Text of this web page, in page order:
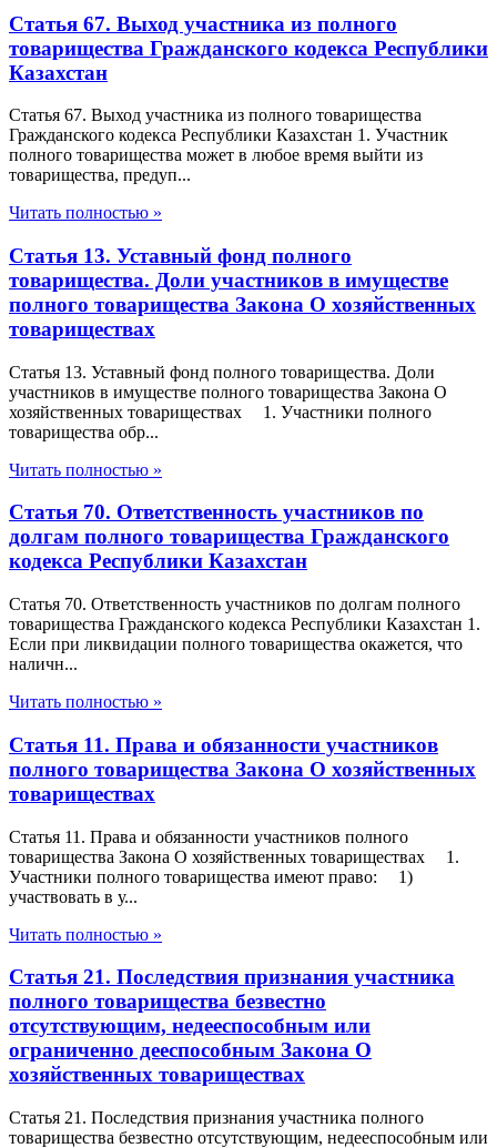
Статья 67. Выход участника из полного
товарищества Гражданского кодекса Республики
Казахстан
Статья 67. Выход участника из полного товарищества
Гражданского кодекса Республики Казахстан 1. Участник
полного товарищества может в любое время выйти из
товарищества, предуп...
Читать полностью »
Статья 13. Уставный фонд полного
товарищества. Доли участников в имуществе
полного товарищества Закона О хозяйственных
товариществах
Статья 13. Уставный фонд полного товарищества. Доли
участников в имуществе полного товарищества Закона О
хозяйственных товариществах 1. Участники полного
товарищества обр...
Читать полностью »
Статья 70. Ответственность участников по
долгам полного товарищества Гражданского
кодекса Республики Казахстан
Статья 70. Ответственность участников по долгам полного
товарищества Гражданского кодекса Республики Казахстан 1.
Если при ликвидации полного товарищества окажется, что
наличн...
Читать полностью »
Статья 11. Права и обязанности участников
полного товарищества Закона О хозяйственных
товариществах
Статья 11. Права и обязанности участников полного
товарищества Закона О хозяйственных товариществах 1.
Участники полного товарищества имеют право: 1)
участвовать в у...
Читать полностью »
Статья 21. Последствия признания участника
полного товарищества безвестно
отсутствующим, недееспособным или
ограниченно дееспособным Закона О
хозяйственных товариществах
Статья 21. Последствия признания участника полного
товарищества безвестно отсутствующим, недееспособным или